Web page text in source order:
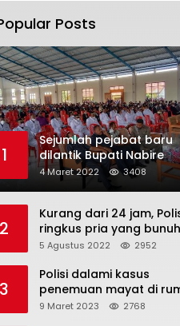
Posts
1
Sejumlah pejabat baru
dilantik Bupati Nabire
4 Maret 2022 3408
2
Kurang dari 24 jam,
ringkus pria yang bunuh
istrinya
5 Agustus 2022 2952
3
Polisi dalami kasus
penemuan mayat di
dokter
9 Maret 2023 2768